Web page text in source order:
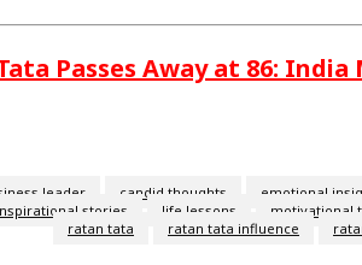
Passes Away at 86:
leader candid thoughts emotional
stories life lessons motivational
ratan tata
ratan tata influence